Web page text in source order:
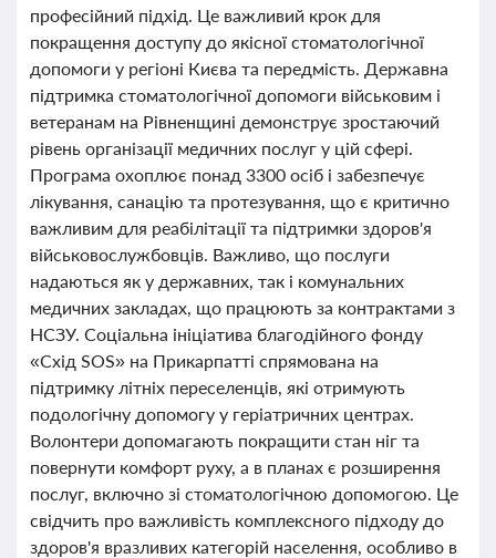
професійний підхід. Це важливий крок для
покращення доступу до якісної стоматологічної
допомоги у регіоні Києва та передмість. Державна
підтримка стоматологічної допомоги військовим і
ветеранам на Рівненщині демонструє зростаючий
рівень організації медичних послуг у цій сфері.
Програма охоплює понад 3300 осіб і забезпечує
лікування, санацію та протезування, що є критично
важливим для реабілітації та підтримки здоров'я
військовослужбовців. Важливо, що послуги
надаються як у державних, так і комунальних
медичних закладах, що працюють за контрактами з
НСЗУ. Соціальна ініціатива благодійного фонду
«Схід SOS» на Прикарпатті спрямована на
підтримку літніх переселенців, які отримують
подологічну допомогу у геріатричних центрах.
Волонтери допомагають покращити стан ніг та
повернути комфорт руху, а в планах є розширення
послуг, включно зі стоматологічною допомогою. Це
свідчить про важливість комплексного підходу до
здоров'я вразливих категорій населення, особливо в